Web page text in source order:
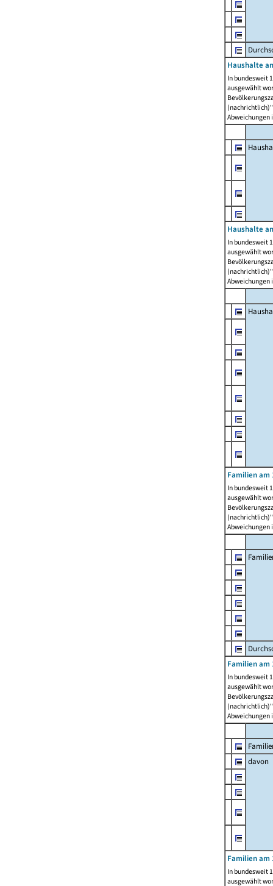
Haushalte
In bundesweit
ausgewählt
Abweichungen
Haushalte
In bundesweit
ausgewählt
Abweichungen
Familien am
In bundesweit
ausgewählt
Abweichungen
Familien am
In bundesweit
ausgewählt
Abweichungen
davon
Familien am
In bundesweit
ausgewählt